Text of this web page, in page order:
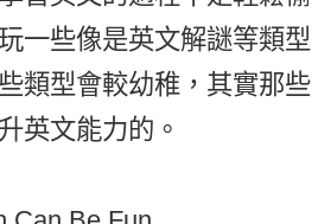
些像是英文解謎等類型
類型會較幼稚，其實那些
英文能力的。